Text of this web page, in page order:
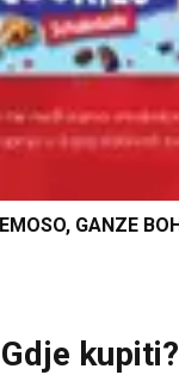
GANZE
kupiti?